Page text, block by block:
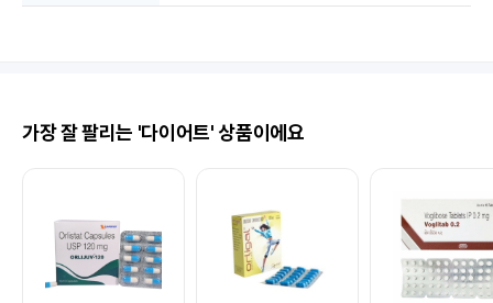
가장 잘 팔리는 '다이어트' 상품이에요